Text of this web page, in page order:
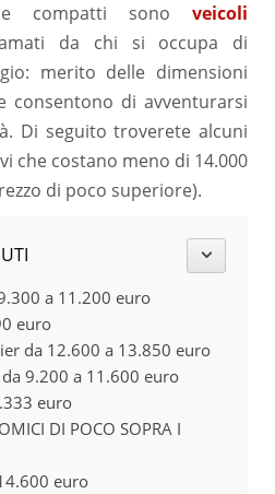
e compatti sonoveicoli
da chi si occupa di
merito delle dimensioni
consentono di avventurarsi
Di seguito troverete alcuni
che costano meno di 14.000
di poco superiore).
a 11.200 euro
euro
da 12.600 a 13.850 euro
9.200 a 11.600 euro
euro
DI POCO SOPRA I
euro